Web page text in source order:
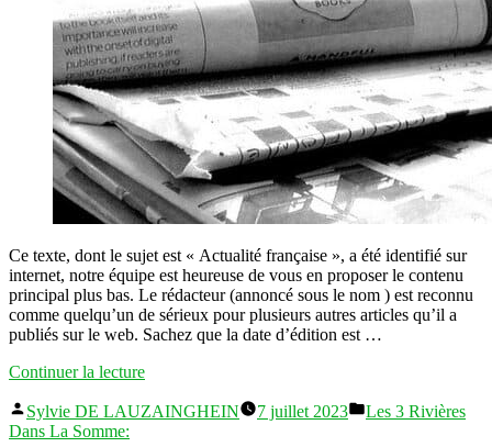
Ce texte, dont le sujet est « Actualité française », a été identifié sur
internet, notre équipe est heureuse de vous en proposer le contenu
principal plus bas. Le rédacteur (annoncé sous le nom ) est reconnu
comme quelqu’un de sérieux pour plusieurs autres articles qu’il a
publiés sur le web. Sachez que la date d’édition est …
Continuer la lecture« Infos
quand
Publié
par
Sylvie DE LAUZAINGHEIN 7 juillet 2023
Publié
Les 3 Rivières
Dans La Somme: